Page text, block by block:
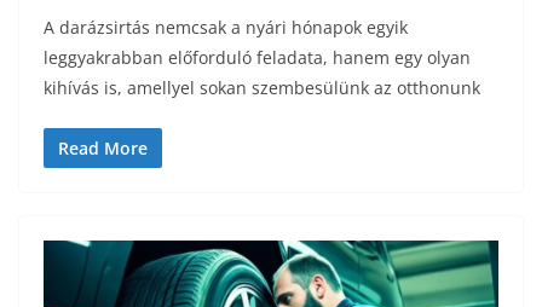
A darázsirtás nemcsak a nyári hónapok egyik
leggyakrabban előforduló feladata, hanem egy olyan
kihívás is, amellyel sokan szembesülünk az otthonunk
Read More